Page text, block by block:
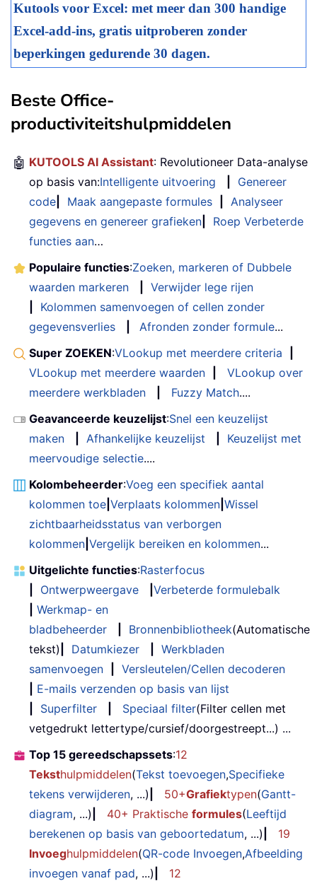
Kutools voor Excel: met meer dan 300 handige
Excel-add-ins, gratis uitproberen zonder
beperkingen gedurende 30 dagen.
Beste Office-
productiviteitshulpmiddelen
🤖 KUTOOLS AI Assistant: Revolutioneer Data-analyse
op basis van:Intelligente uitvoering
Genereer
code
Maak aangepaste formules
Analyseer
gegevens en genereer grafieken
Roep Verbeterde
functies aan…
Populaire functies:Zoeken, markeren of Dubbele
waarden markeren
Verwijder lege rijen
Kolommen samenvoegen of cellen zonder
gegevensverlies
Afronden zonder formule...
Super ZOEKEN:VLookup met meerdere criteria
VLookup met meerdere waarden
VLookup over
meerdere werkbladen
Fuzzy Match....
Geavanceerde keuzelijst:Snel een keuzelijst
maken
Afhankelijke keuzelijst
Keuzelijst met
meervoudige selectie....
Kolombeheerder:Voeg een specifiek aantal
kolommen toe Verplaats kolommen Wissel
zichtbaarheidsstatus van verborgen
kolommen Vergelijk bereiken en kolommen...
Uitgelichte functies:Rasterfocus
Ontwerpweergave
Verbeterde formulebalk
Werkmap- en
bladbeheerder
Bronnenbibliotheek(Automatische
tekst)
Datumkiezer
Werkbladen
samenvoegen
Versleutelen/Cellen decoderen
E-mails verzenden op basis van lijst
Superfilter Speciaal filter(Filter cellen met
vetgedrukt lettertype/cursief/doorgestreept...) ...
Top 15 gereedschapssets:12
Teksthulpmiddelen(Tekst toevoegen,Specifieke
tekens verwijderen, ...) 50+Grafiektypen(Gantt-
diagram, ...) 40+ Praktische formules(Leeftijd
berekenen op basis van geboortedatum, ...)
19
Invoeghulpmiddelen(QR-code Invoegen,Afbeelding
invoegen vanaf pad, ...)
12